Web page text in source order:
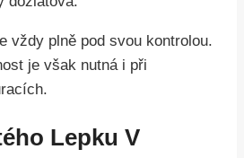
vždy plně pod svou kontrolou.
je však nutná i při
Lepku V